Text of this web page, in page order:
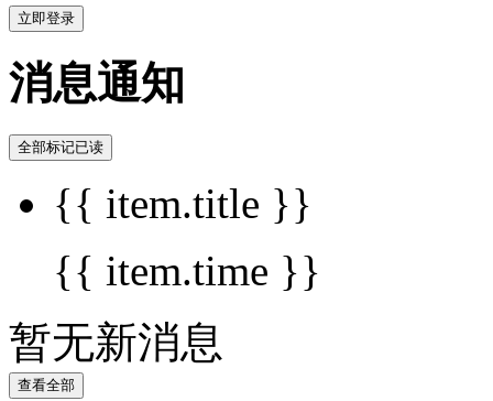
立即登录
消息通知
全部标记已读
{{ item.title }}
{{ item.time }}
暂无新消息
查看全部